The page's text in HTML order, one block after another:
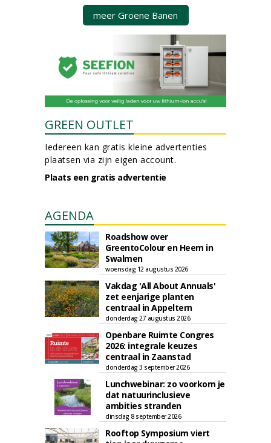
meer Groene Banen
GREEN OUTLET
Iedereen kan gratis kleine advertenties
plaatsen via zijn eigen account.
Plaats een gratis advertentie
AGENDA
Roadshow over
GreentoColour en Heem in
Swalmen
woensdag 12 augustus 2026
Vakdag 'All About Annuals'
zet eenjarige planten
centraal in Appeltern
donderdag 27 augustus 2026
Openbare Ruimte Congres
2026: integrale keuzes
centraal in Zaanstad
donderdag 3 september 2026
Lunchwebinar: zo voorkom je
dat natuurinclusieve
ambities stranden
dinsdag 8 september 2026
Rooftop Symposium viert